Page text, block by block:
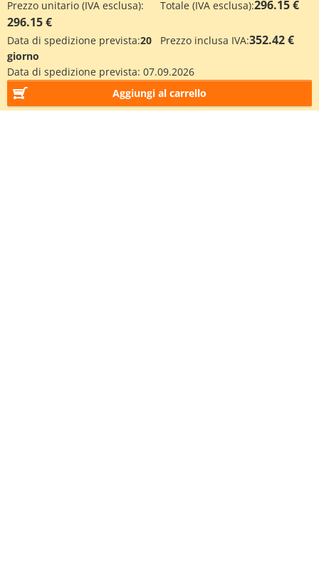
Prezzo unitario (IVA esclusa):
296.15 €
Totale (IVA esclusa):296.15 €
Data di spedizione prevista:20
giorno
Prezzo inclusa IVA:352.42 €
Data di spedizione prevista: 07.09.2026
Aggiungi al carrello